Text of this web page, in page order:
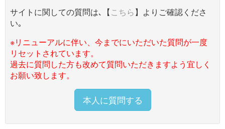
サイトに関しての質問は､【こちら】よりご確認くださ
い｡
※リニューアルに伴い、今までにいただいた質問が一度
リセットされています。
過去に質問した方も改めて質問いただきますよう宜しく
お願い致します。
本人に質問する